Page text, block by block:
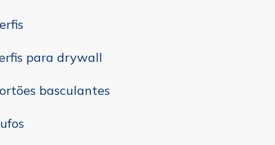
para drywall
basculantes